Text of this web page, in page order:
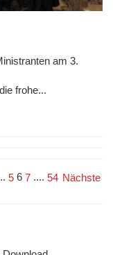
am 3.
frohe...
5 6 7 .... 54 Nächste